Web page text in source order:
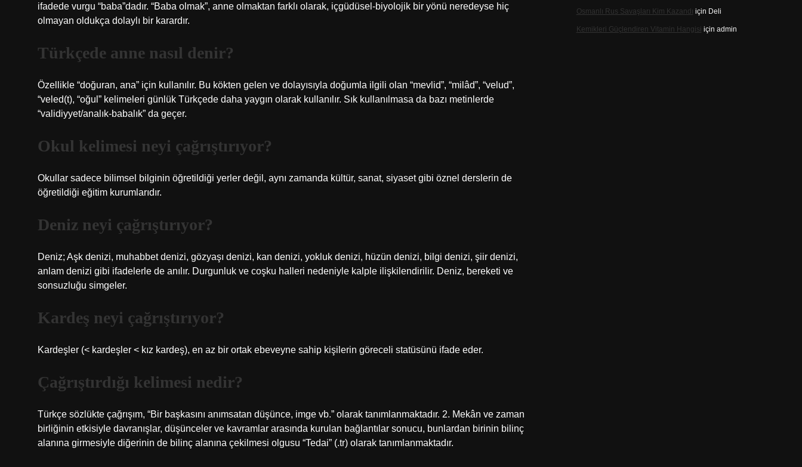
ifadede vurgu “baba”dadır. “Baba olmak”, anne olmaktan farklı olarak, içgüdüsel-biyolojik bir yönü neredeyse hiç
olmayan oldukça dolaylı bir karardır.
Türkçede anne nasıl denir?
Özellikle “doğuran, ana” için kullanılır. Bu kökten gelen ve dolayısıyla doğumla ilgili olan “mevlid”, “milâd”, “velud”,
“veled(t), “oğul” kelimeleri günlük Türkçede daha yaygın olarak kullanılır. Sık kullanılmasa da bazı metinlerde
“validiyyet/analık-babalık” da geçer.
Okul kelimesi neyi çağrıştırıyor?
Okullar sadece bilimsel bilginin öğretildiği yerler değil, aynı zamanda kültür, sanat, siyaset gibi öznel derslerin de
öğretildiği eğitim kurumlarıdır.
Deniz neyi çağrıştırıyor?
Deniz; Aşk denizi, muhabbet denizi, gözyaşı denizi, kan denizi, yokluk denizi, hüzün denizi, bilgi denizi, şiir denizi,
anlam denizi gibi ifadelerle de anılır. Durgunluk ve coşku halleri nedeniyle kalple ilişkilendirilir. Deniz, bereketi ve
sonsuzluğu simgeler.
Kardeş neyi çağrıştırıyor?
Kardeşler (< kardeşler < kız kardeş), en az bir ortak ebeveyne sahip kişilerin göreceli statüsünü ifade eder.
Çağrıştırdığı kelimesi nedir?
Türkçe sözlükte çağrışım, “Bir başkasını anımsatan düşünce, imge vb.” olarak tanımlanmaktadır. 2. Mekân ve zaman
birliğinin etkisiyle davranışlar, düşünceler ve kavramlar arasında kurulan bağlantılar sonucu, bunlardan birinin bilinç
alanına girmesiyle diğerinin de bilinç alanına çekilmesi olgusu “Tedai” (.tr) olarak tanımlanmaktadır.
Osmanlı Rus Savaşları Kim Kazandı için Deli
Kemikleri Güçlendiren Vitamin Hangisi için admin